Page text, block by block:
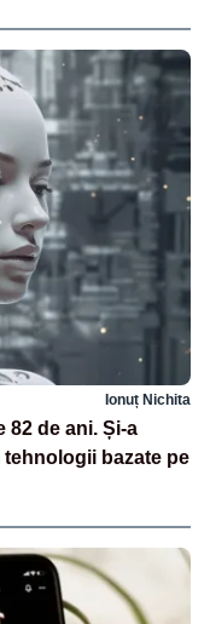
Ionuț Nichita
82 de ani. Și-a
bazate pe